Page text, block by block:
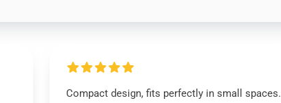
Compact design, fits perfectly in small spaces.